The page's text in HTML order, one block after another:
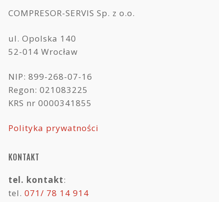
COMPRESOR-SERVIS Sp. z o.o.
ul. Opolska 140
52-014 Wrocław
NIP: 899-268-07-16
Regon: 021083225
KRS nr 0000341855
Polityka prywatności
KONTAKT
tel. kontakt:
tel. 071/ 78 14 914